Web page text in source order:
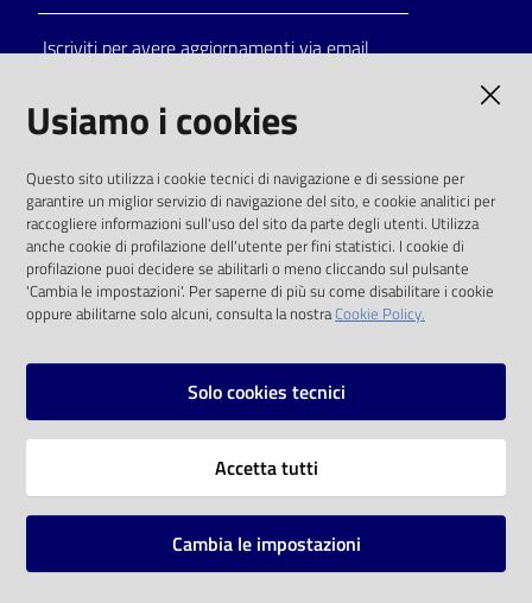
Catalogo
on line
Eventi
Chiedi al
bibliotecario
Iscriviti per avere aggiornamenti via email
solo alle condizioni previste dalla direttiva
comunitaria 2003/98/CE e dal d.lgs. 36/2006
SOCIAL
Instagram
Vai alla pagina
Mappa del sito
Usiamo i cookies
Questo sito utilizza i cookie tecnici di navigazione e di sessione per
garantire un miglior servizio di navigazione del sito, e cookie analitici per
raccogliere informazioni sull'uso del sito da parte degli utenti. Utilizza
anche cookie di profilazione dell'utente per fini statistici. I cookie di
profilazione puoi decidere se abilitarli o meno cliccando sul pulsante
'Cambia le impostazioni'. Per saperne di più su come disabilitare i cookie
oppure abilitarne solo alcuni, consulta la nostraCookie Policy.
Solo cookies tecnici
Accetta tutti
Cambia le impostazioni